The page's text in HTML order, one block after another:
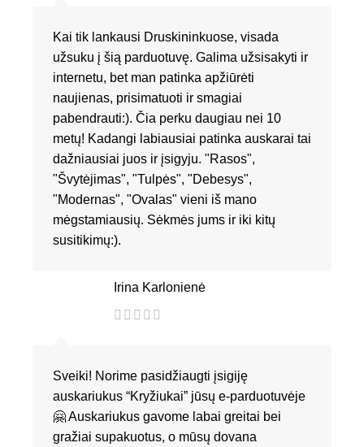
Kai tik lankausi Druskininkuose, visada
užsuku į šią parduotuvę. Galima užsisakyti ir
internetu, bet man patinka apžiūrėti
naujienas, prisimatuoti ir smagiai
pabendrauti:). Čia perku daugiau nei 10
metų! Kadangi labiausiai patinka auskarai tai
dažniausiai juos ir įsigyju. "Rasos",
"Švytėjimas", "Tulpės", "Debesys",
"Modernas", "Ovalas" vieni iš mano
mėgstamiausių. Sėkmės jums ir iki kitų
susitikimų:).
Irina Karlonienė
Sveiki! Norime pasidžiaugti įsigiję
auskariukus “Kryžiukai” jūsų e-parduotuvėje
🤗 Auskariukus gavome labai greitai bei
gražiai supakuotus, o mūsų dovana